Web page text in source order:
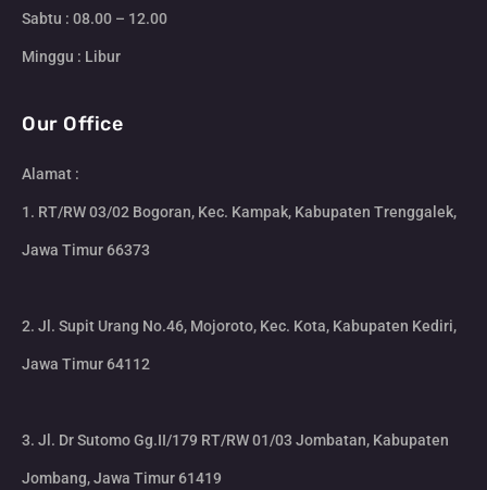
Sabtu : 08.00 – 12.00
Minggu : Libur
Our Office
Alamat :
1. RT/RW 03/02 Bogoran, Kec. Kampak, Kabupaten Trenggalek,
Jawa Timur 66373
2. Jl. Supit Urang No.46, Mojoroto, Kec. Kota, Kabupaten Kediri,
Jawa Timur 64112
3. Jl. Dr Sutomo Gg.II/179 RT/RW 01/03 Jombatan, Kabupaten
Jombang, Jawa Timur 61419